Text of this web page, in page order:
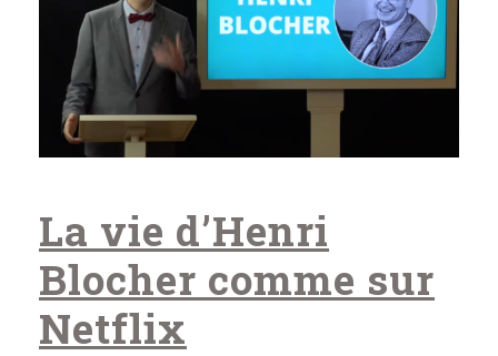
La vie d’Henri
Blocher comme sur
Netflix